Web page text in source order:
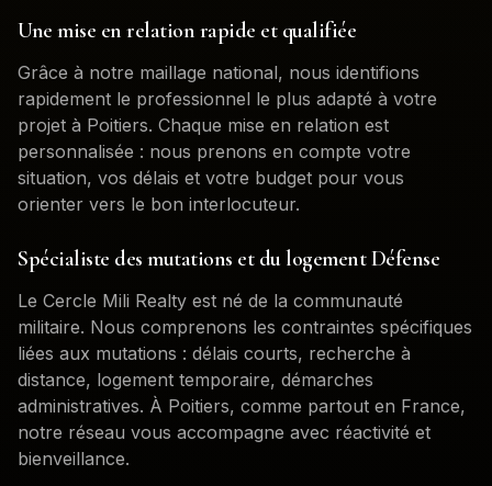
Une mise en relation rapide et qualifiée
Grâce à notre maillage national, nous identifions
rapidement le professionnel le plus adapté à votre
projet à Poitiers. Chaque mise en relation est
personnalisée : nous prenons en compte votre
situation, vos délais et votre budget pour vous
orienter vers le bon interlocuteur.
Spécialiste des mutations et du logement Défense
Le Cercle Mili Realty est né de la communauté
militaire. Nous comprenons les contraintes spécifiques
liées aux mutations : délais courts, recherche à
distance, logement temporaire, démarches
administratives. À Poitiers, comme partout en France,
notre réseau vous accompagne avec réactivité et
bienveillance.